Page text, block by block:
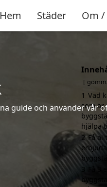
Hem Städer Om
guide och använder vår
1 Vad
som är
hjälpa
2 Få
3
Få 3